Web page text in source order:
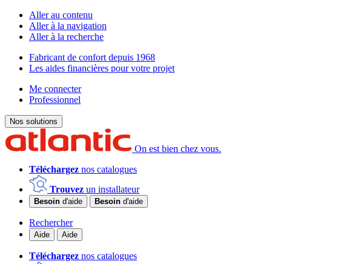
Aller au contenu
Aller à la navigation
Aller à la recherche
Fabricant de confort depuis 1968
Les aides financières pour votre projet
Me connecter
Professionnel
Nos solutions
On est bien chez vous.
Téléchargez nos catalogues
Trouvez un installateur
Besoin d'aide Besoin d'aide
Rechercher
Aide Aide
Téléchargez nos catalogues